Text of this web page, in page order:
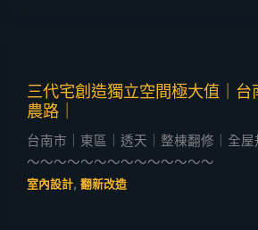
三代宅創造獨立空間極大值｜
農路｜
台南市｜東區｜透天｜整棟翻修｜全
～～～～～～～～～～～～～～
室內設計, 翻新改造